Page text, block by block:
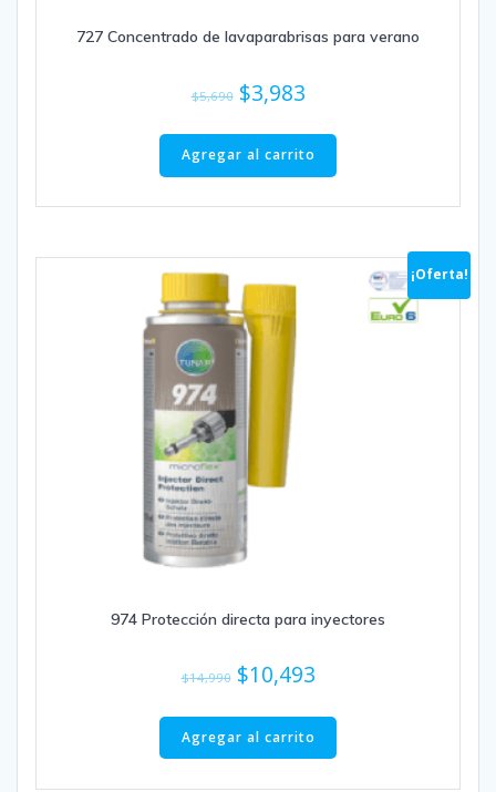
727 Concentrado de lavaparabrisas para verano
$5,690 El
original
era:
$5,690.
$3,983El
actual
es:
$3,983.
Agregar al carrito
¡Oferta!
974 Protección directa para inyectores
$14,990 El
original
era:
$10,493El
es:
Agregar al carrito